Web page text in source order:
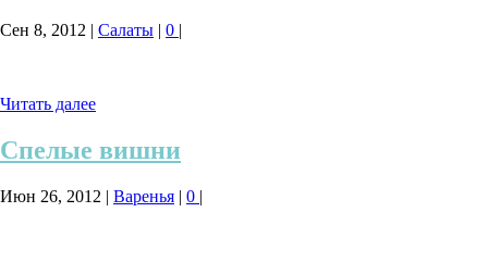
Сен 8, 2012 | Салаты | 0 |
Читать далее
Спелые вишни
Июн 26, 2012 | Варенья | 0 |